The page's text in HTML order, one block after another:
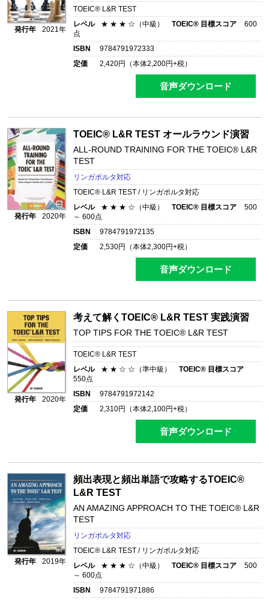
発行年 2021年
TOEIC® L&R TEST
レベル
★ ★ ★ ☆（中級） TOEIC® 目標スコア
600
点
ISBN
9784791972333
定価
2,420円（本体2,200円+税）
音声ダウンロード
発行年 2020年
TOEIC® L&R TEST オールラウンド演習
ALL-ROUND TRAINING FOR THE TOEIC® L&R
TEST
リンガポルタ対応
TOEIC® L&R TEST / リンガポルタ対応
レベル
★ ★ ★ ☆（中級） TOEIC® 目標スコア
500
～ 600点
ISBN
9784791972135
定価
2,530円（本体2,300円+税）
音声ダウンロード
発行年 2020年
考えて解くTOEIC® L&R TEST 実践演習
TOP TIPS FOR THE TOEIC® L&R TEST
TOEIC® L&R TEST
レベル
★ ★ ☆ ☆（準中級）
TOEIC® 目標スコア
550点
ISBN
9784791972142
定価
2,310円（本体2,100円+税）
音声ダウンロード
発行年 2019年
頻出表現と頻出単語で攻略するTOEIC®
L&R TEST
AN AMAZING APPROACH TO THE TOEIC® L&R
TEST
リンガポルタ対応
TOEIC® L&R TEST / リンガポルタ対応
レベル
★ ★ ★ ☆（中級） TOEIC® 目標スコア
500
～ 600点
ISBN
9784791971886